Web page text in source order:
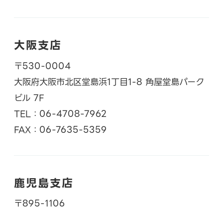
大阪支店
〒530-0004
大阪府大阪市北区堂島浜1丁目1-8 角屋堂島パーク
ビル 7F
TEL：06-4708-7962
FAX：06-7635-5359
鹿児島支店
〒895-1106